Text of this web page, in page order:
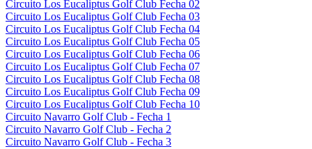
Circuito Los Eucaliptus Golf Club Fecha 02
Circuito Los Eucaliptus Golf Club Fecha 03
Circuito Los Eucaliptus Golf Club Fecha 04
Circuito Los Eucaliptus Golf Club Fecha 05
Circuito Los Eucaliptus Golf Club Fecha 06
Circuito Los Eucaliptus Golf Club Fecha 07
Circuito Los Eucaliptus Golf Club Fecha 08
Circuito Los Eucaliptus Golf Club Fecha 09
Circuito Los Eucaliptus Golf Club Fecha 10
Circuito Navarro Golf Club - Fecha 1
Circuito Navarro Golf Club - Fecha 2
Circuito Navarro Golf Club - Fecha 3